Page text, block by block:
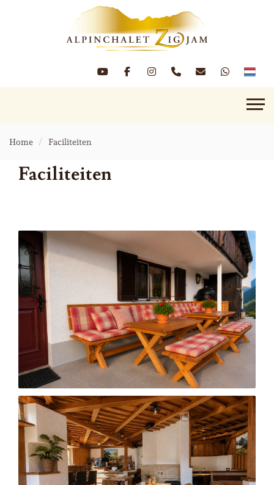
Home Faciliteiten
Faciliteiten